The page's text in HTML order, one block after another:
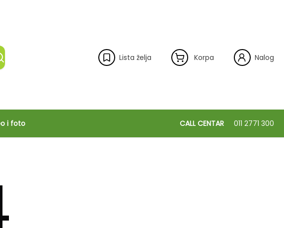
Lista želja Korpa Nalog
i foto CALL CENTAR 011 2771 300